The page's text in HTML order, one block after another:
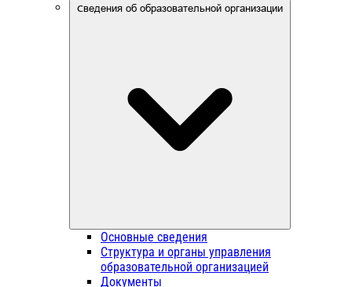
Сведения об образовательной организации
Основные сведения
Структура и органы управления
образовательной организацией
Документы